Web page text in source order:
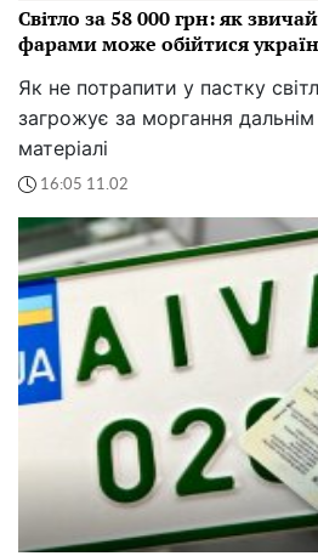
Світло за 58 000 грн: як
фарами може обійтися
Як не потрапити у пастку
загрожує за моргання
матеріалі
16:05 11.02